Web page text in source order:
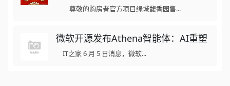
尊敬的购房者官方项目绿城馥香园售...
微软开源发布Athena智能体：AI重塑
IT之家 6 月 5 日消息，微软...